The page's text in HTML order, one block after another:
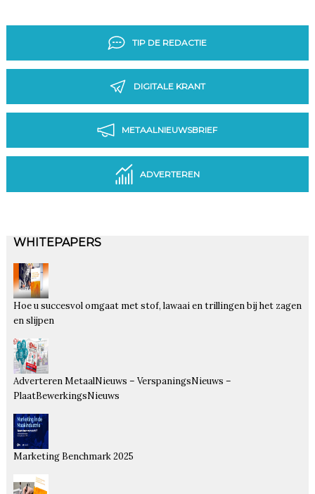
TIP DE REDACTIE
DIGITALE KRANT
METAALNIEUWSBRIEF
ADVERTEREN
WHITEPAPERS
Hoe u succesvol omgaat met stof, lawaai en trillingen bij het zagen
en slijpen
Adverteren MetaalNieuws – VerspaningsNieuws –
PlaatBewerkingsNieuws
Marketing Benchmark 2025